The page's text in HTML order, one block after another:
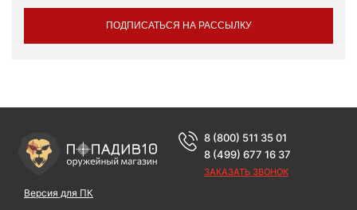
ПОДПИСАТЬСЯ НА РАССЫЛКУ
Версия для ПК
8 (800) 511 35 01
8 (499) 677 16 37
ЗАКАЗАТЬ ЗВОНОК